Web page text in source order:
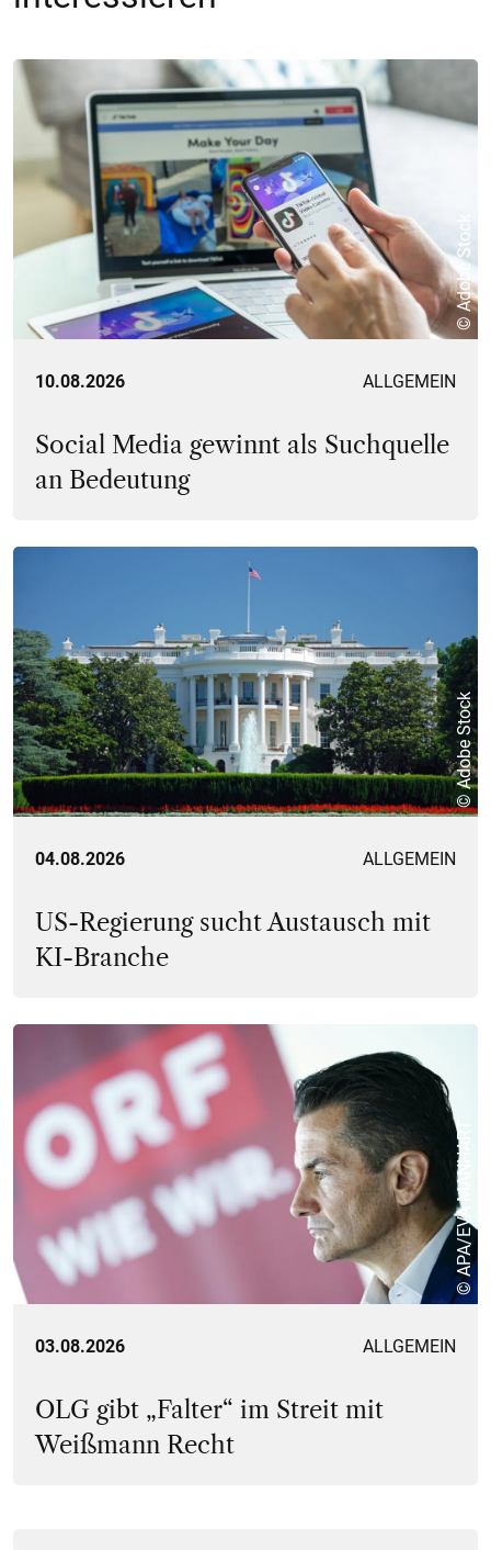
© Adobe Stock
10.08.2026 ALLGEMEIN
Social Media gewinnt als Suchquelle
an Bedeutung
© Adobe Stock
04.08.2026 ALLGEMEIN
US-Regierung sucht Austausch mit
KI-Branche
© APA/EVA MANHART
03.08.2026 ALLGEMEIN
OLG gibt „Falter“ im Streit mit
Weißmann Recht